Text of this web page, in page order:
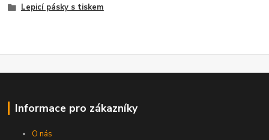
Lepicí pásky s tiskem
Informace pro zákazníky
O nás